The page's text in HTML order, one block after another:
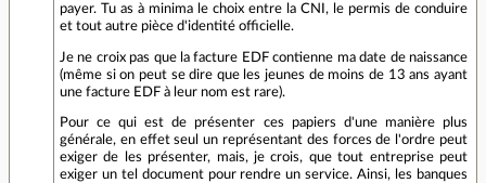
payer. Tu as à minima le choix entre la CNI, le permis de conduire
et tout autre pièce d'identité officielle.
Je ne croix pas que la facture EDF contienne ma date de naissance
(même si on peut se dire que les jeunes de moins de 13 ans ayant
une facture EDF à leur nom est rare).
Pour ce qui est de présenter ces papiers d'une manière plus
générale, en effet seul un représentant des forces de l'ordre peut
exiger de les présenter, mais, je crois, que tout entreprise peut
exiger un tel document pour rendre un service. Ainsi, les banques